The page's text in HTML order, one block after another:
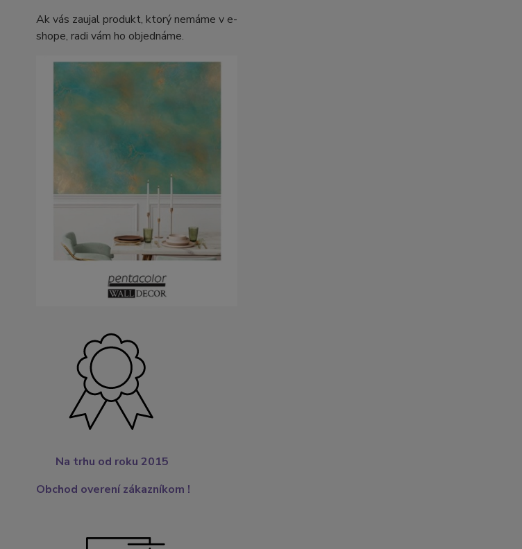
Ak vás zaujal produkt, ktorý nemáme v e-
shope, radi vám ho objednáme.
Na trhu od roku 2015
Obchod overení zákazníkom !